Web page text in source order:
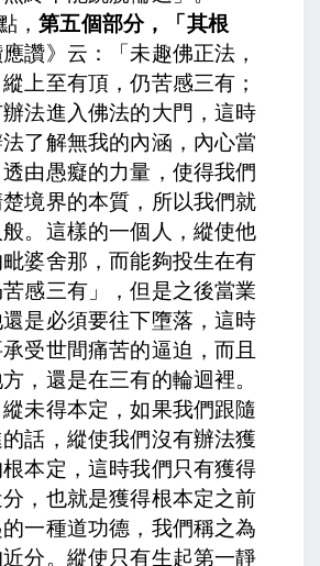
，第五個部分，「其根
讚》云：「未趣佛正法，
上至有頂，仍苦感三有 ；
法進入佛法的大門，這時
了解無我的內涵，內心當
由愚癡的力量，使得我們
境界的本質，所以我們就
。這樣的一個人，縱使他
婆舍那，而能夠投生在有
感三有」，但是之後當業
是必須要往下墮落，這時
受世間痛苦的逼迫，而且
，還是在三有的輪迴裡。
未得本定 ，如果我們跟隨
話，縱使我們沒有辦法獲
本定，這時我們只有獲得
，也就是獲得根本定之前
一種道功德，我們稱之為
分。縱使只有生起第一靜